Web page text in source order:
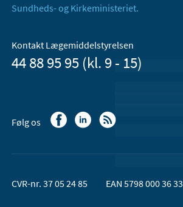
Sundheds- og Kirkeministeriet.
Kontakt Lægemiddelstyrelsen
44 88 95 95 (kl. 9 - 15)
Følg os
CVR-nr. 37 05 24 85 EAN 5798 000 36